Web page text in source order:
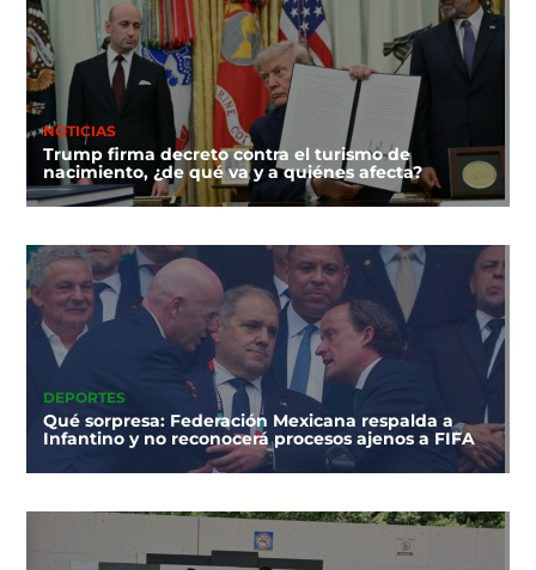
NOTICIAS
Trump firma decreto contra el turismo de
nacimiento, ¿de qué va y a quiénes afecta?
DEPORTES
Qué sorpresa: Federación Mexicana respalda a
Infantino y no reconocerá procesos ajenos a FIFA